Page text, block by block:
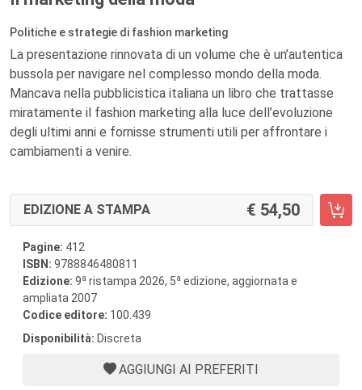
Politiche e strategie di fashion marketing
La presentazione rinnovata di un volume che è un’autentica
bussola per navigare nel complesso mondo della moda.
Mancava nella pubblicistica italiana un libro che trattasse
miratamente il fashion marketing alla luce dell’evoluzione
degli ultimi anni e fornisse strumenti utili per affrontare i
cambiamenti a venire.
EDIZIONE A STAMPA 54,50
Pagine: 412
ISBN: 9788846480811
Edizione: 9a ristampa 2026, 5a edizione, aggiornata e
ampliata 2007
Codice editore: 100.439
Disponibilità: Discreta
AGGIUNGI AI PREFERITI